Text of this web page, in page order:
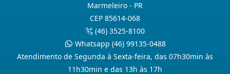
Marmeleiro - PR
CEP 85614-068
(46) 3525-8100
Whatsapp (46) 99135-0488
Atendimento de Segunda à Sexta-feira, das 07h30min às
11h30min e das 13h às 17h